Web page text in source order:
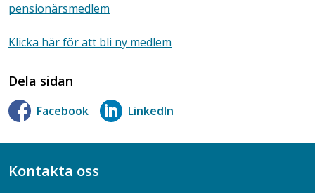
pensionärsmedlem
Klicka här för att bli ny medlem
Dela sidan
Facebook LinkedIn
Kontakta oss